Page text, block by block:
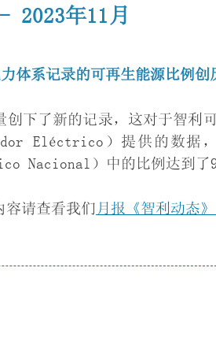
2023年11月
体系记录的可再生能源比例创
创下了新的记录，这对于智利
Eléctrico）提供的数据
Nacional）中的比例达到了
容请查看我们 月报《智利动态